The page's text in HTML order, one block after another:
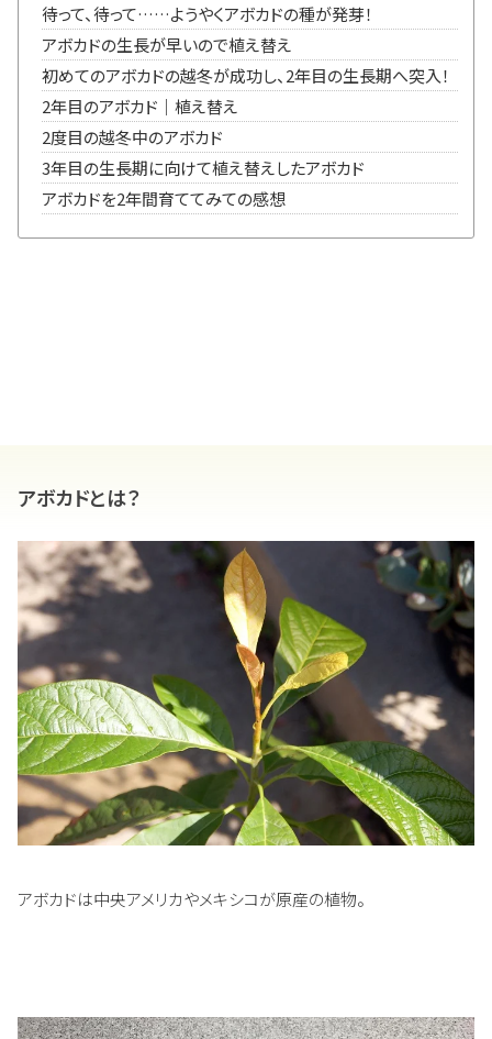
待って、待って……ようやくアボカドの種が発芽！
アボカドの生長が早いので植え替え
初めてのアボカドの越冬が成功し、2年目の生長期へ突入！
2年目のアボカド｜植え替え
2度目の越冬中のアボカド
3年目の生長期に向けて植え替えしたアボカド
アボカドを2年間育ててみての感想
アボカドとは？
アボカドは中央アメリカやメキシコが原産の植物。